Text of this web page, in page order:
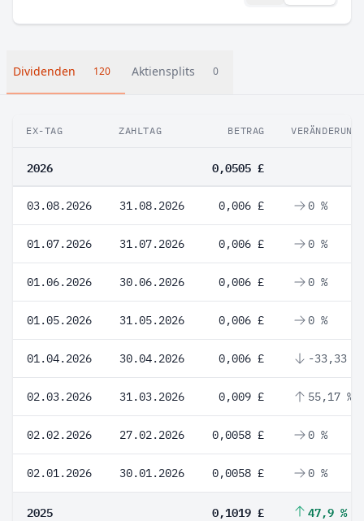
Dividenden 120 Aktiensplits 0
EX-TAG ZAHLTAG BETRAG VERÄNDERUNG
2026 0,0505 £
03.08.2026 31.08.2026 0,006 £ 0 %
01.07.2026 31.07.2026 0,006 £ 0 %
01.06.2026 30.06.2026 0,006 £ 0 %
01.05.2026 31.05.2026 0,006 £ 0 %
01.04.2026 30.04.2026 0,006 £ -33,33 %
02.03.2026 31.03.2026 0,009 £ 55,17 %
02.02.2026 27.02.2026 0,0058 £ 0 %
02.01.2026 30.01.2026 0,0058 £ 0 %
2025 0,1019 £ 47,9 %